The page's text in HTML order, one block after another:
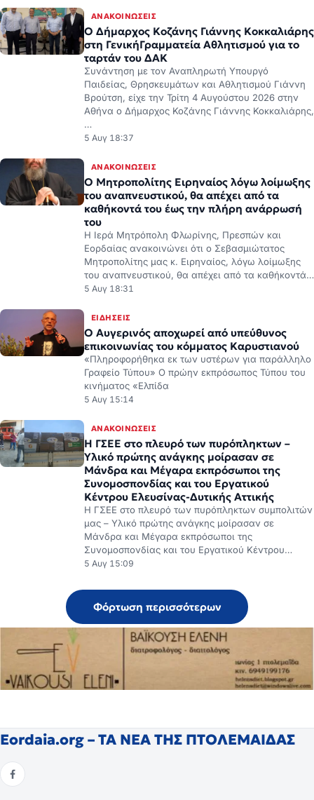
ΑΝΑΚΟΙΝΏΣΕΙΣ
Ο Δήμαρχος Κοζάνης Γιάννης Κοκκαλιάρης
στη ΓενικήΓραμματεία Αθλητισμού για το
ταρτάν του ΔΑΚ
Συνάντηση με τον Αναπληρωτή Υπουργό
Παιδείας, Θρησκευμάτων και Αθλητισμού Γιάννη
Βρούτση, είχε την Τρίτη 4 Αυγούστου 2026 στην
Αθήνα ο Δήμαρχος Κοζάνης Γιάννης Κοκκαλιάρης,
…
5 Αυγ 18:37
ΑΝΑΚΟΙΝΏΣΕΙΣ
Ο Μητροπολίτης Ειρηναίος λόγω λοίμωξης
του αναπνευστικού, θα απέχει από τα
καθήκοντά του έως την πλήρη ανάρρωσή
του
Η Ιερά Μητρόπολη Φλωρίνης, Πρεσπών και
Εορδαίας ανακοινώνει ότι ο Σεβασμιώτατος
Μητροπολίτης μας κ. Ειρηναίος, λόγω λοίμωξης
του αναπνευστικού, θα απέχει από τα καθήκοντά…
5 Αυγ 18:31
ΕΙΔΉΣΕΙΣ
Ο Αυγερινός αποχωρεί από υπεύθυνος
επικοινωνίας του κόμματος Καρυστιανού
«Πληροφορήθηκα εκ των υστέρων για παράλληλο
Γραφείο Τύπου» Ο πρώην εκπρόσωπος Τύπου του
κινήματος «Ελπίδα
5 Αυγ 15:14
ΑΝΑΚΟΙΝΏΣΕΙΣ
H ΓΣΕΕ στο πλευρό των πυρόπληκτων –
Υλικό πρώτης ανάγκης μοίρασαν σε
Μάνδρα και Μέγαρα εκπρόσωποι της
Συνομοσπονδίας και του Εργατικού
Κέντρου Ελευσίνας-Δυτικής Αττικής
H ΓΣΕΕ στο πλευρό των πυρόπληκτων συμπολιτών
μας – Υλικό πρώτης ανάγκης μοίρασαν σε
Μάνδρα και Μέγαρα εκπρόσωποι της
Συνομοσπονδίας και του Εργατικού Κέντρου…
5 Αυγ 15:09
Φόρτωση περισσότερων
Eordaia.org – ΤΑ ΝΕΑ ΤΗΣ ΠΤΟΛΕΜΑΙΔΑΣ